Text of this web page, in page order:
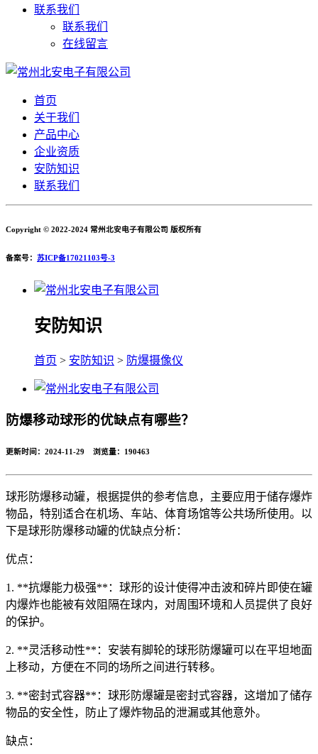
联系我们
联系我们
在线留言
首页
关于我们
产品中心
企业资质
安防知识
联系我们
Copyright © 2022-2024 常州北安电子有限公司 版权所有
备案号： 苏ICP备17021103号-3
安防知识
首页 > 安防知识 > 防爆摄像仪
防爆移动球形的优缺点有哪些？
更新时间：2024-11-29 浏览量： 190463
球形防爆移动罐，根据提供的参考信息，主要应用于储存爆炸
物品，特别适合在机场、车站、体育场馆等公共场所使用。以
下是球形防爆移动罐的优缺点分析：
优点：
1. **抗爆能力极强**：球形的设计使得冲击波和碎片即使在罐
内爆炸也能被有效阻隔在球内，对周围环境和人员提供了良好
的保护。
2. **灵活移动性**：安装有脚轮的球形防爆罐可以在平坦地面
上移动，方便在不同的场所之间进行转移。
3. **密封式容器**：球形防爆罐是密封式容器，这增加了储存
物品的安全性，防止了爆炸物品的泄漏或其他意外。
缺点：